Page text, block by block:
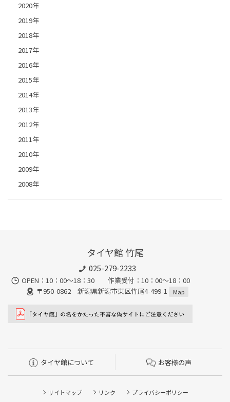
2020年
2019年
2018年
2017年
2016年
2015年
2014年
2013年
2012年
2011年
2010年
2009年
2008年
タイヤ館 竹尾
025-279-2233
OPEN：10：00～18：30 作業受付：10：00～18：00
〒950-0862 新潟県新潟市東区竹尾4-499-1
Map
タイヤ館について お客様の声
サイトマップ リンク
プライバシーポリシー